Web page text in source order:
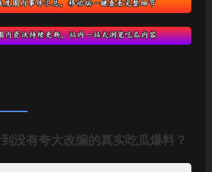
没有夸大改编的真实吃瓜爆料？